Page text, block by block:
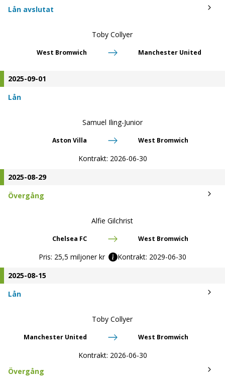
Lån avslutat
Toby Collyer
West Bromwich Manchester United
2025-09-01
Lån
Samuel Iling-Junior
Aston Villa West Bromwich
Kontrakt: 2026-06-30
2025-08-29
Övergång
Alfie Gilchrist
Chelsea FC West Bromwich
Pris: 25,5 miljoner kr Kontrakt: 2029-06-30
2025-08-15
Lån
Toby Collyer
Manchester United West Bromwich
Kontrakt: 2026-06-30
Övergång